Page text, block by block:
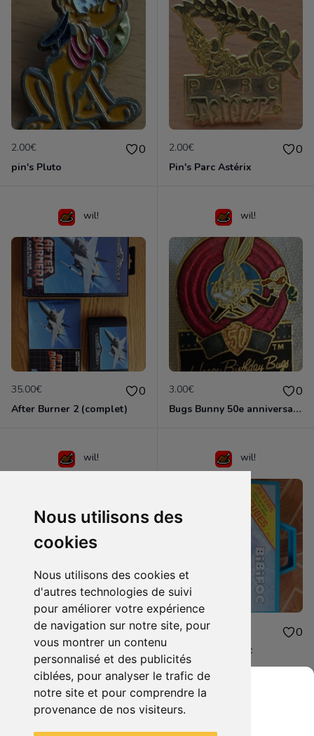
Nous utilisons des
cookies
Nous utilisons des cookies et
d'autres technologies de suivi
pour améliorer votre expérience
de navigation sur notre site, pour
vous montrer un contenu
personnalisé et des publicités
ciblées, pour analyser le trafic de
notre site et pour comprendre la
provenance de nos visiteurs.
2.00€ 0
pin's Pluto
2.00€ 0
Pin's Parc Astérix
wil!
35.00€ 0
After Burner 2 (complet)
wil!
3.00€ 0
Bugs Bunny 50e anniversaire
wil!
5.00€ 0
Thunder Force 3 : notice artisanale
wil!
10.00€ 0
jeu d'éveil Bibifoc